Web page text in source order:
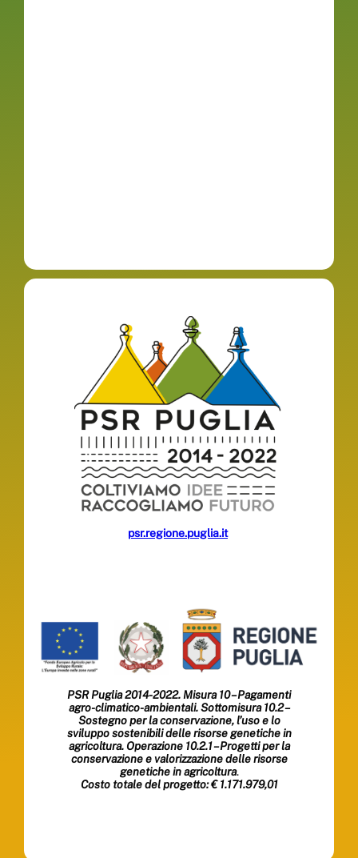
psr.regione.puglia.it
PSR Puglia 2014-2022. Misura 10 – Pagamenti
agro-climatico-ambientali. Sottomisura 10.2 –
Sostegno per la conservazione, l’uso e lo
sviluppo sostenibili delle risorse genetiche in
agricoltura. Operazione 10.2.1 – Progetti per la
conservazione e valorizzazione delle risorse
genetiche in agricoltura.
Costo totale del progetto: € 1.171.979,01